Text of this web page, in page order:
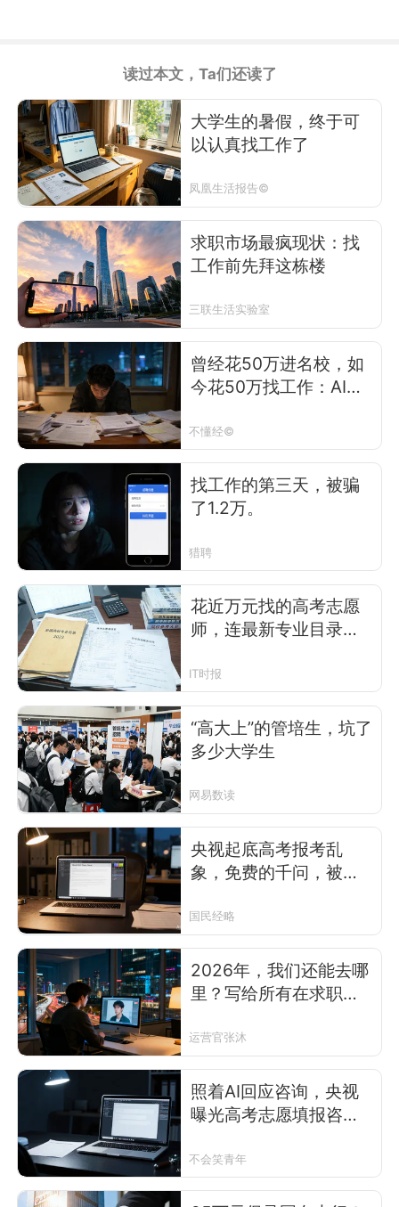
读过本文，Ta们还读了
大学生的暑假，终于可
以认真找工作了
凤凰生活报告©
求职市场最疯现状：找
工作前先拜这栋楼
三联生活实验室
曾经花50万进名校，如
今花50万找工作：AI把
不懂经©
找工作的第三天，被骗
了1.2万。
猎聘
花近万元找的高考志愿
师，连最新专业目录都
IT时报
“高大上”的管培生，坑了
多少大学生
网易数读
央视起底高考报考乱
象，免费的千问，被谁
国民经略
2026年，我们还能去哪
里？写给所有在求职路
运营官张沐
照着AI回应咨询，央视
曝光高考志愿填报咨
不会笑青年